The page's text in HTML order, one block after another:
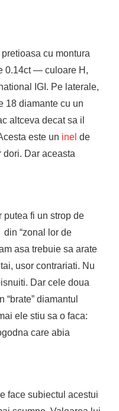
cu montura
0.14ct — culoare H,
IGI. Pe laterale,
18 diamante cu un
altceva decat sa il
este un inel de
dori. Dar aceasta
fi un strop de
din “zonal lor de
asa trebuie sa arate
usor contrariati. Nu
Dar cele doua
diamantul
ele stiu sa o faca:
care abia
face subiectul acestui